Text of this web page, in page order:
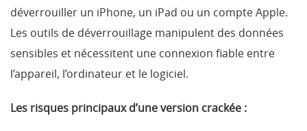
déverrouiller un iPhone, un iPad ou un compte Apple.
Les outils de déverrouillage manipulent des données
sensibles et nécessitent une connexion fiable entre
l’appareil, l’ordinateur et le logiciel.
Les risques principaux d’une version crackée :